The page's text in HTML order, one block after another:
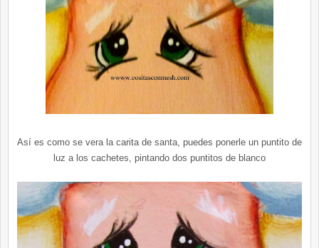
Así es como se vera la carita de santa, puedes ponerle un puntito de
luz a los cachetes, pintando dos puntitos de blanco